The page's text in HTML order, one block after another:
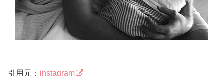
引用元： instagram